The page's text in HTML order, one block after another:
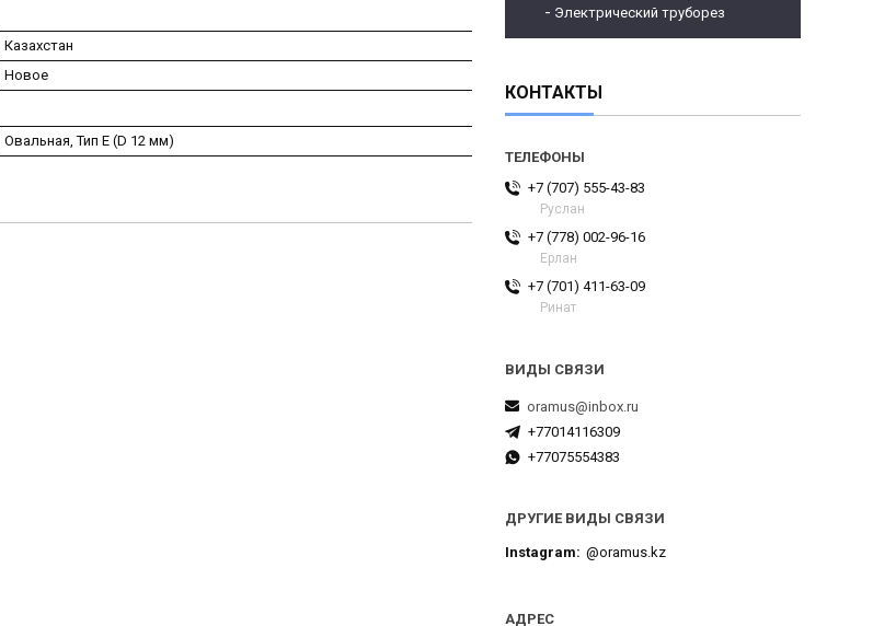
Казахстан
Новое
Овальная, Тип E (D 12 мм)
Электрический труборез
КОНТАКТЫ
+7 (707) 555-43-83
Руслан
+7 (778) 002-96-16
Ерлан
+7 (701) 411-63-09
Ринат
oramus@inbox.ru
+77014116309
+77075554383
ДРУГИЕ ВИДЫ СВЯЗИ
Instagram @oramus.kz